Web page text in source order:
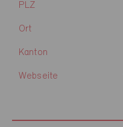
PLZ
Ort
Kanton
Webseite